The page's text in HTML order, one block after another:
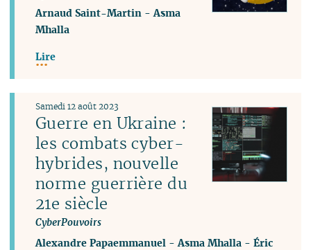
Arnaud Saint-Martin -Asma
Mhalla
Lire
Guerre en Ukraine :
les combats cyber-
hybrides, nouvelle
norme guerrière du
21e siècle
CyberPouvoirs
Samedi 12 août 2023
Alexandre Papaemmanuel -Asma Mhalla -Éric